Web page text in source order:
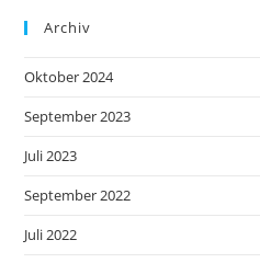
Archiv
Oktober 2024
September 2023
Juli 2023
September 2022
Juli 2022